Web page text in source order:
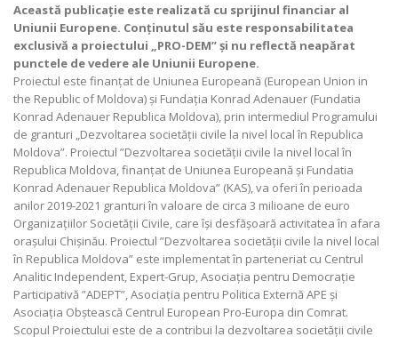
Această publicație este realizată cu sprijinul financiar al
Uniunii Europene. Conținutul său este responsabilitatea
exclusivă a proiectului „PRO-DEM” și nu reflectă neapărat
punctele de vedere ale Uniunii Europene.
Proiectul este finanțat de Uniunea Europeană (European Union in
the Republic of Moldova) și Fundația Konrad Adenauer (Fundatia
Konrad Adenauer Republica Moldova), prin intermediul Programului
de granturi „Dezvoltarea societății civile la nivel local în Republica
Moldova”. Proiectul ”Dezvoltarea societății civile la nivel local în
Republica Moldova, finanțat de Uniunea Europeană și Fundatia
Konrad Adenauer Republica Moldova” (KAS), va oferi în perioada
anilor 2019-2021 granturi în valoare de circa 3 milioane de euro
Organizațiilor Societății Civile, care își desfășoară activitatea în afara
orașului Chișinău. Proiectul ”Dezvoltarea societății civile la nivel local
în Republica Moldova” este implementat în parteneriat cu Centrul
Analitic Independent, Expert-Grup, Asociația pentru Democrație
Participativă ”ADEPT”, Asociația pentru Politica Externă APE și
Asociația Obștească Centrul European Pro-Europa din Comrat.
Scopul Proiectului este de a contribui la dezvoltarea societății civile